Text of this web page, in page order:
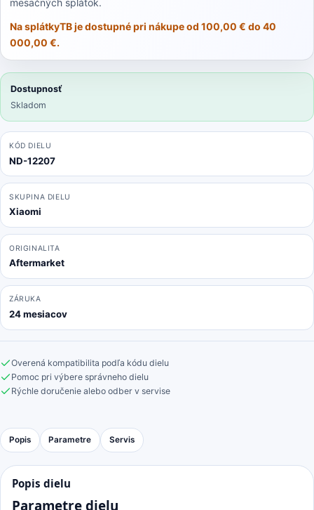
Robot
Vacuum
Mop
3C
(Mijia
3C)
Zásobník
na
Vodu
Na splátkyTB je dostupné pri nákupe od 100,00 € do 40
000,00 €.
Dostupnosť
Skladom
KÓD DIELU
ND-12207
SKUPINA DIELU
Xiaomi
ORIGINALITA
Aftermarket
ZÁRUKA
24 mesiacov
Overená kompatibilita podľa kódu dielu
Pomoc pri výbere správneho dielu
Rýchle doručenie alebo odber v servise
Popis Parametre Servis
Popis dielu
Parametre dielu